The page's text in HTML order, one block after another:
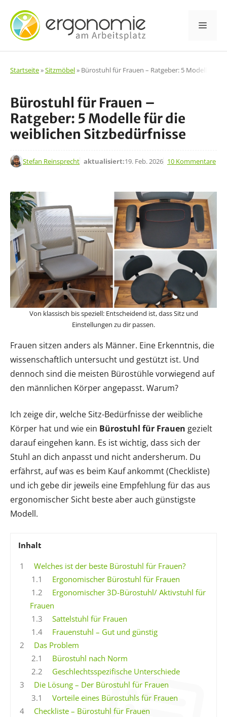
Inhalt
springen
Startseite»Sitzmöbel» Bürostuhl für Frauen – Ratgeber: 5 Modelle für
Bürostuhl für Frauen –
Ratgeber: 5 Modelle für die
weiblichen Sitzbedürfnisse
Stefan Reinsprecht aktualisiert:19. Feb. 2026
27. Apr. 2021 10 Kommentare
Von klassisch bis speziell: Entscheidend ist, dass Sitz und
Einstellungen zu dir passen.
Frauen sitzen anders als Männer. Eine Erkenntnis, die
wissenschaftlich untersucht und gestützt ist. Und
dennoch sind die meisten Bürostühle vorwiegend auf
den männlichen Körper angepasst. Warum?
Ich zeige dir, welche Sitz-Bedürfnisse der weibliche
Körper hat und wie ein Bürostuhl für Frauen gezielt
darauf eingehen kann. Es ist wichtig, dass sich der
Stuhl an dich anpasst und nicht andersherum. Du
erfährst, auf was es beim Kauf ankommt (Checkliste)
und ich gebe dir jeweils eine Empfehlung für das aus
ergonomischer Sicht beste aber auch günstigste
Modell.
Inhalt
1
Welches ist der beste Bürostuhl für Frauen?
1.1
Ergonomischer Bürostuhl für Frauen
1.2
Ergonomischer 3D-Bürostuhl/ Aktivstuhl für
Frauen
1.3
Sattelstuhl für Frauen
1.4
Frauenstuhl – Gut und günstig
2
Das Problem
2.1
Bürostuhl nach Norm
2.2
Geschlechtsspezifische Unterschiede
3
Die Lösung – Der Bürostuhl für Frauen
3.1
Vorteile eines Bürostuhls für Frauen
4
Checkliste – Bürostuhl für Frauen